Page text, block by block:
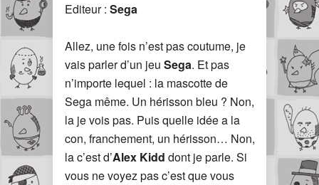
Editeur : Sega
Allez, une fois n’est pas coutume, je
vais parler d’un jeu Sega. Et pas
n’importe lequel : la mascotte de
Sega même. Un hérisson bleu ? Non,
la je vois pas. Puis quelle idée a la
con, franchement, un hérisson… Non,
la c’est d’Alex Kidd dont je parle. Si
vous ne voyez pas c’est que vous